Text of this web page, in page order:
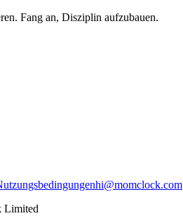
Fang an, Disziplin aufzubauen.
hi@momclock.com
Limited